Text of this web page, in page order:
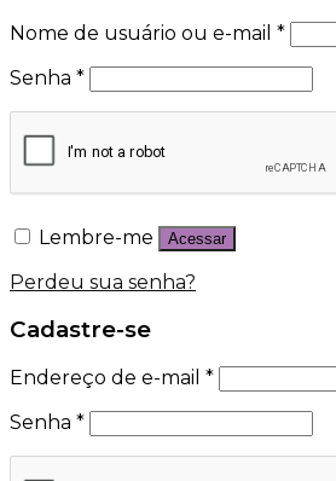
Nome de usuário ou e-mail *
Senha *
Lembre-me Acessar
Perdeu sua senha?
Cadastre-se
Endereço de e-mail *
Senha *